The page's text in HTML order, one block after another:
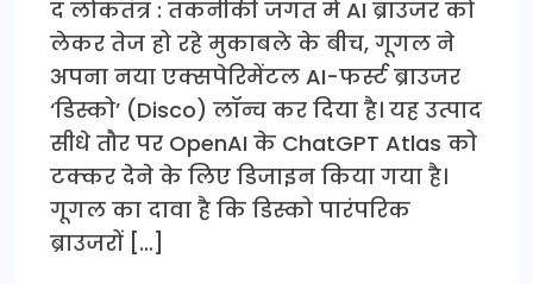
द लोकतंत्र : तकनीकी जगत में AI ब्राउजर को
लेकर तेज हो रहे मुकाबले के बीच, गूगल ने
अपना नया एक्सपेरिमेंटल AI-फर्स्ट ब्राउजर
‘डिस्को’ (Disco) लॉन्च कर दिया है। यह उत्पाद
सीधे तौर पर OpenAI के ChatGPT Atlas को
टक्कर देने के लिए डिजाइन किया गया है।
गूगल का दावा है कि डिस्को पारंपरिक
ब्राउजरों […]